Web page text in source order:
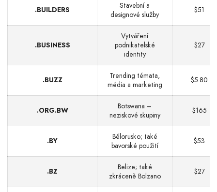
.BUILDERS
Stavební a
designové služby
$51
.BUSINESS
Vytváření
podnikatelské
identity
$27
.BUZZ
Trending témata,
média a marketing
$5.80
.ORG.BW
Botswana –
neziskové skupiny
$165
.BY
Bělorusko; také
bavorské použití
$53
.BZ
Belize; také
zkráceně Bolzano
$27